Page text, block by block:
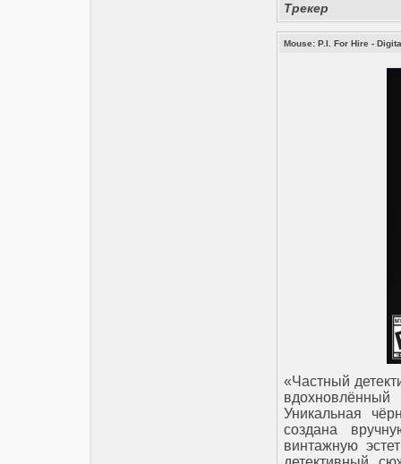
Трекер
Mouse: P.I. For Hire -
«Частный
Уникальная
создана
винтажную